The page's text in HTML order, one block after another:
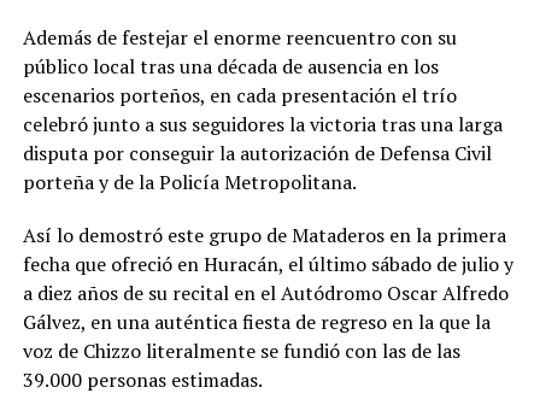
Además de festejar el enorme reencuentro con su
público local tras una década de ausencia en los
escenarios porteños, en cada presentación el trío
celebró junto a sus seguidores la victoria tras una larga
disputa por conseguir la autorización de Defensa Civil
porteña y de la Policía Metropolitana.
Así lo demostró este grupo de Mataderos en la primera
fecha que ofreció en Huracán, el último sábado de julio y
a diez años de su recital en el Autódromo Oscar Alfredo
Gálvez, en una auténtica fiesta de regreso en la que la
voz de Chizzo literalmente se fundió con las de las
39.000 personas estimadas.